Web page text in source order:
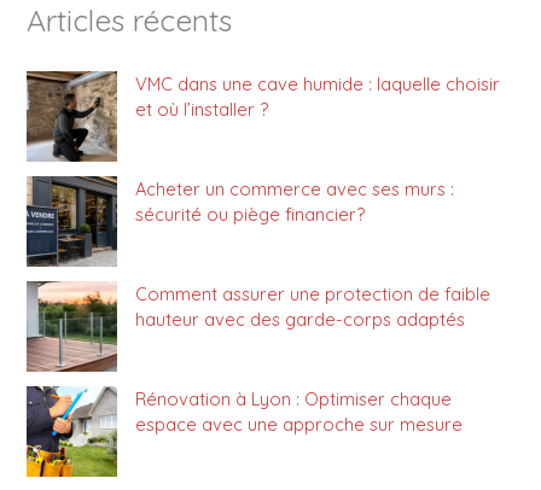
Articles récents
VMC dans une cave humide : laquelle choisir
et où l’installer ?
Acheter un commerce avec ses murs :
sécurité ou piège financier?
Comment assurer une protection de faible
hauteur avec des garde-corps adaptés
Rénovation à Lyon : Optimiser chaque
espace avec une approche sur mesure